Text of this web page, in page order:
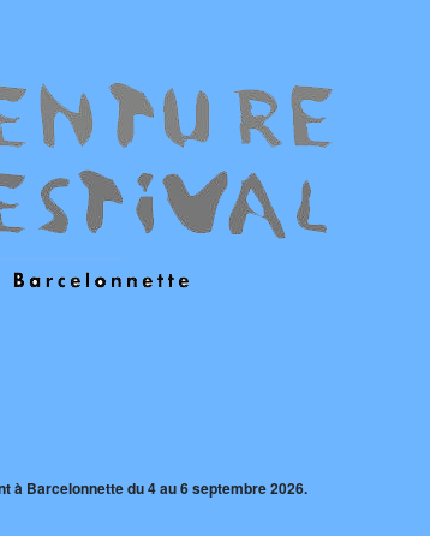
à Barcelonnette du 4 au 6 septembre 2026.